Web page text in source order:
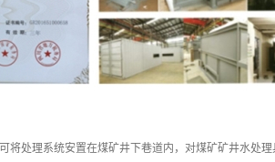
处理系统安置在煤矿井下巷道内，对煤矿矿井水处